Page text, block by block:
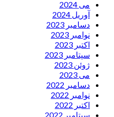
می 2024
آوریل 2024
دسامبر 2023
نوامبر 2023
اکتبر 2023
سپتامبر 2023
ژوئن 2023
می 2023
دسامبر 2022
نوامبر 2022
اکتبر 2022
سپتامبر 2022